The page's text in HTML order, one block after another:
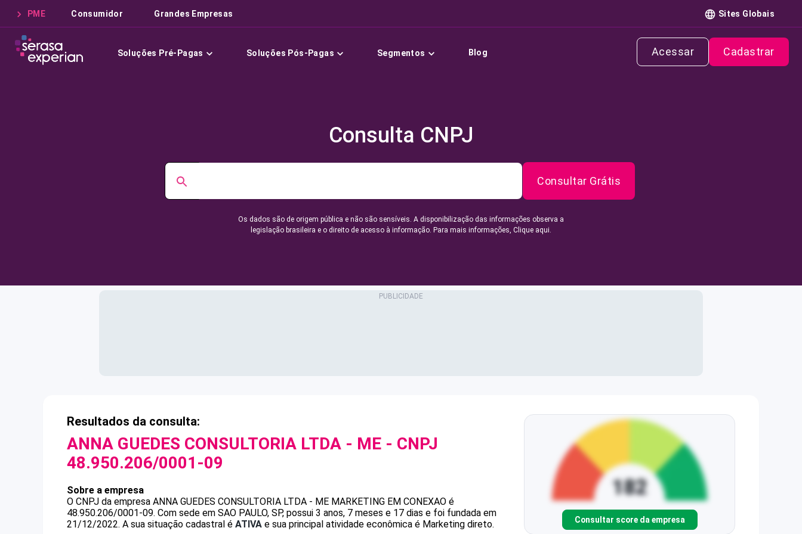
PME Consumidor Grandes Empresas Sites Globais
Soluções Pré-Pagas Soluções Pós-Pagas Segmentos Blog Acessar Cadastrar
Consulta CNPJ
Consultar Grátis
Os dados são de origem pública e não são sensíveis. A disponibilização das informações observa a
legislação brasileira e o direito de acesso à informação. Para mais informações, Clique aqui.
Resultados da consulta:
ANNA GUEDES CONSULTORIA LTDA - ME - CNPJ
48.950.206/0001-09
Sobre a empresa
O CNPJ da empresa ANNA GUEDES CONSULTORIA LTDA - ME MARKETING EM CONEXAO é
48.950.206/0001-09. Com sede em SAO PAULO, SP, possui 3 anos, 7 meses e 17 dias e foi fundada em
21/12/2022. A sua situação cadastral é ATIVA e sua principal atividade econômica é Marketing direto. Consultar score da empresa